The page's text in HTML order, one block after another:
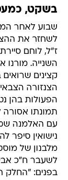
בשקט,
לשחזר את
ז"ל, לוחם
השנייה. מורנו
קצינים
הצנזורה
הפעולות בהן
תמונתו אסורה
עם האלמנה
נישואין סיפר
מלבנון של
לשעבר ח"כ
בפנים: "החלק